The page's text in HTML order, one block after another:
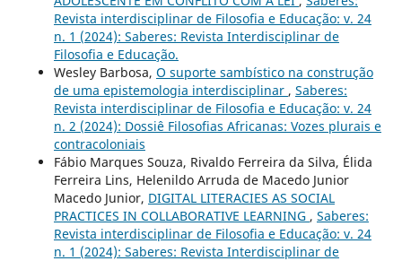
Revista interdisciplinar de Filosofia e Educação: v. 24
n. 1 (2024): Saberes: Revista Interdisciplinar de
Filosofia e Educação.
Wesley Barbosa, O suporte sambístico na construção
de uma epistemologia interdisciplinar , Saberes:
Revista interdisciplinar de Filosofia e Educação: v. 24
n. 2 (2024): Dossiê Filosofias Africanas: Vozes plurais e
contracoloniais
Fábio Marques Souza, Rivaldo Ferreira da Silva, Élida
Ferreira Lins, Helenildo Arruda de Macedo Junior
Macedo Junior, DIGITAL LITERACIES AS SOCIAL
PRACTICES IN COLLABORATIVE LEARNING , Saberes:
Revista interdisciplinar de Filosofia e Educação: v. 24
n. 1 (2024): Saberes: Revista Interdisciplinar de